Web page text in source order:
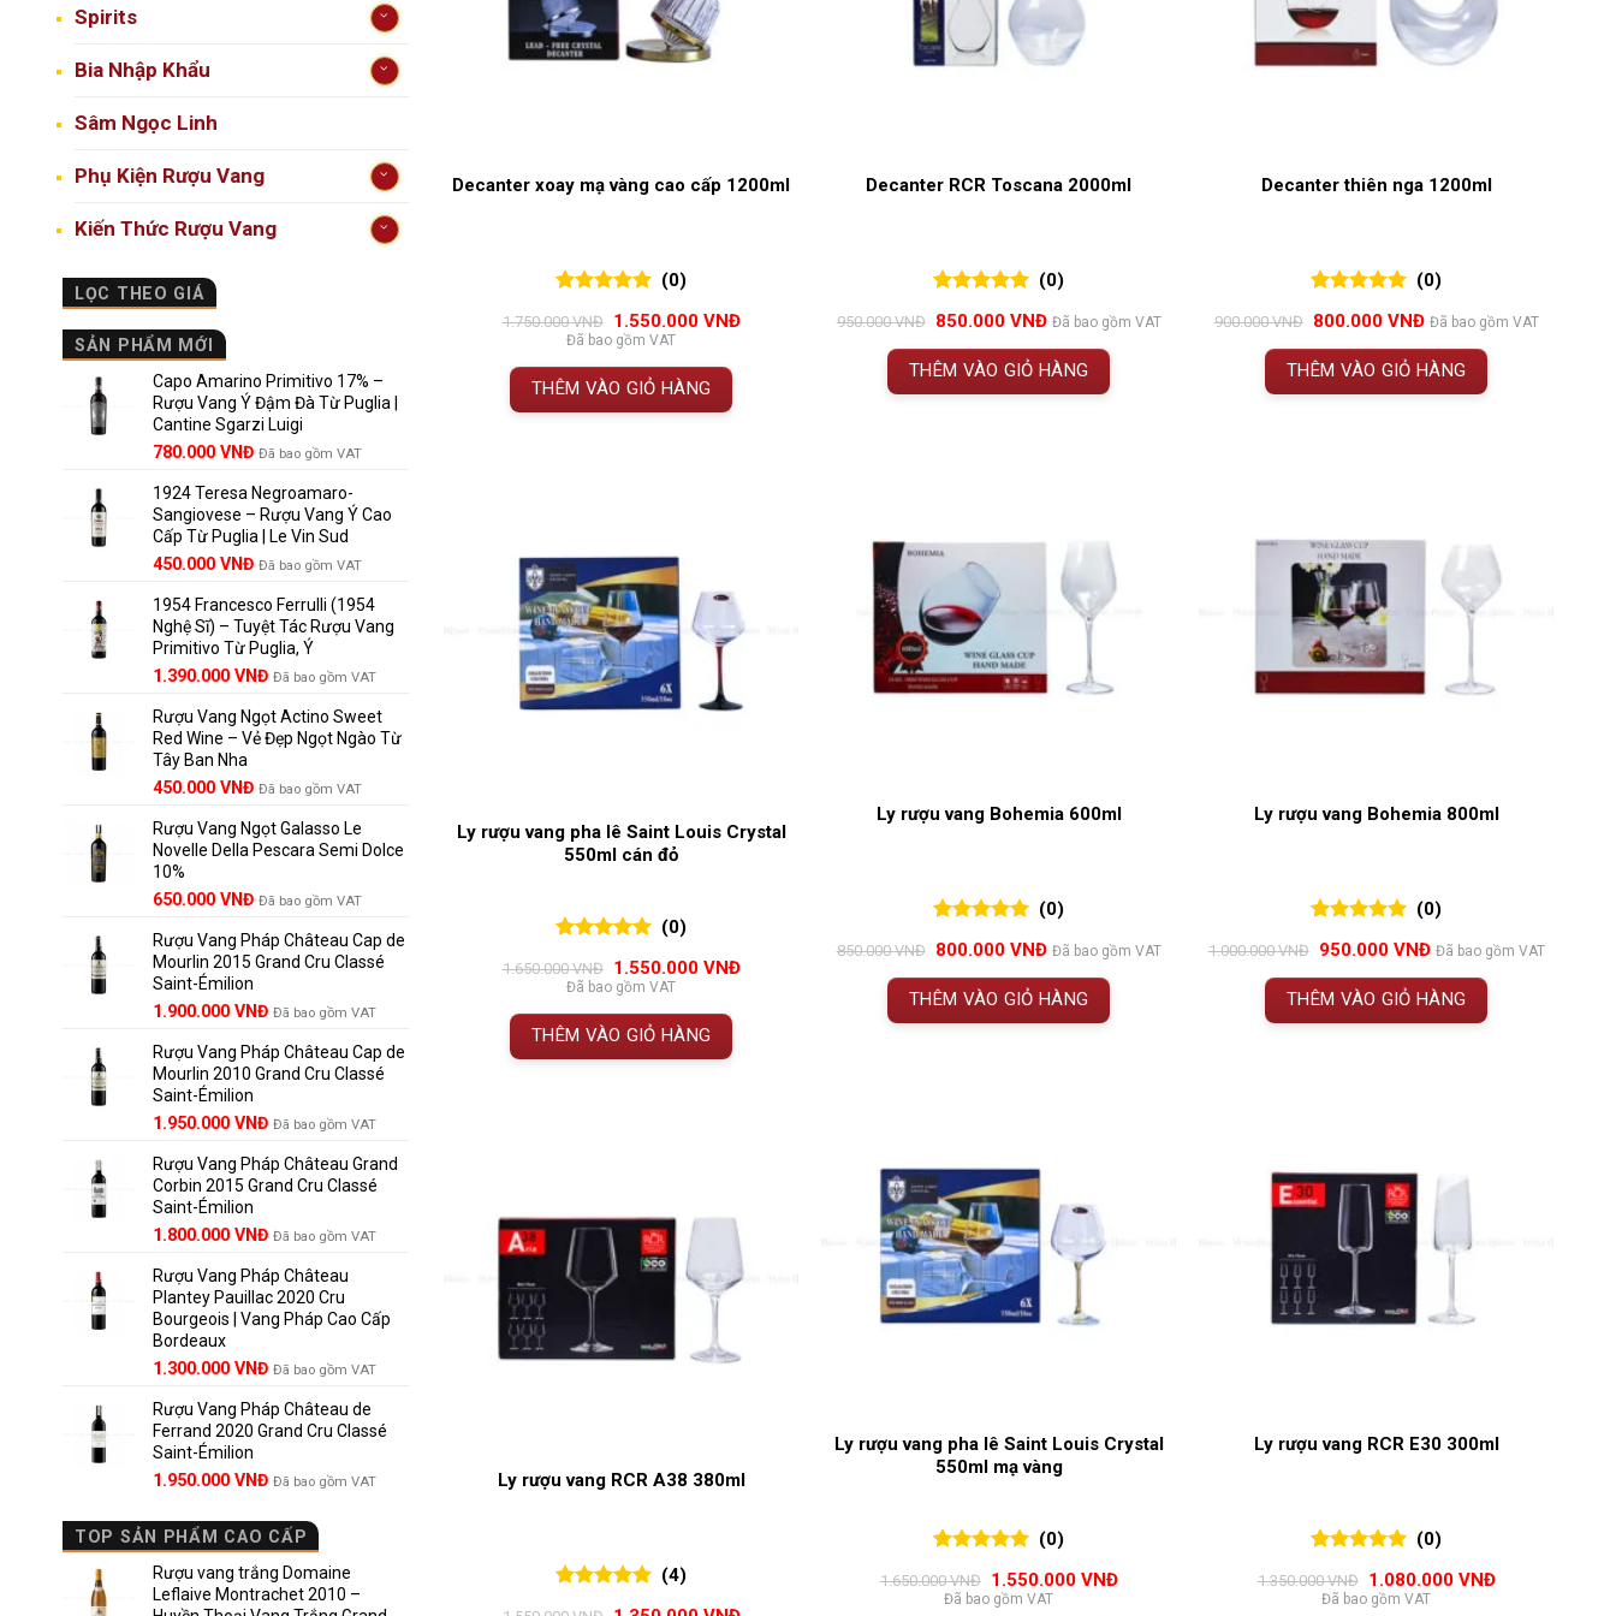
Spirits
Bia Nhập Khẩu
Sâm Ngọc Linh
Phụ Kiện Rượu Vang
Kiến Thức Rượu Vang
LỌC THEO GIÁ
SẢN PHẨM MỚI
Capo Amarino Primitivo 17% –
Rượu Vang Ý Đậm Đà Từ Puglia |
Cantine Sgarzi Luigi
Giá
là:
858.000 VNĐ.
780.000 VNĐGiá
tại
là:
780.000 VNĐ.
Đã bao gồm VAT
1924 Teresa Negroamaro-
Sangiovese – Rượu Vang Ý Cao
Cấp Từ Puglia | Le Vin Sud
Giá
là:
495.000 VNĐ.
450.000 VNĐGiá
tại
là:
450.000 VNĐ.
Đã bao gồm VAT
1954 Francesco Ferrulli (1954
Nghệ Sĩ) – Tuyệt Tác Rượu Vang
Primitivo Từ Puglia, Ý
Giá
là:
1.529.000 VNĐ.
1.390.000 VNĐGiá
tại
là:
Đã bao gồm VAT
Rượu Vang Ngọt Actino Sweet
Red Wine – Vẻ Đẹp Ngọt Ngào Từ
Tây Ban Nha
450.000 VNĐ Đã bao gồm VAT
Rượu Vang Ngọt Galasso Le
Novelle Della Pescara Semi Dolce
10%
650.000 VNĐ Đã bao gồm VAT
Rượu Vang Pháp Château Cap de
Mourlin 2015 Grand Cru Classé
Saint-Émilion
Giá
là:
2.800.000 VNĐ.
1.900.000 VNĐGiá
tại
là:
Đã bao gồm VAT
Rượu Vang Pháp Château Cap de
Mourlin 2010 Grand Cru Classé
Saint-Émilion
Giá
là:
2.950.000 VNĐ.
1.950.000 VNĐGiá
tại
là:
Đã bao gồm VAT
Rượu Vang Pháp Château Grand
Corbin 2015 Grand Cru Classé
Saint-Émilion
Giá
là:
2.500.000 VNĐ.
1.800.000 VNĐGiá
tại
là:
1.800.000 VNĐ.
Đã bao gồm VAT
Rượu Vang Pháp Château
Plantey Pauillac 2020 Cru
Bourgeois | Vang Pháp Cao Cấp
Bordeaux
Giá
là:
1.850.000 VNĐ.
1.300.000 VNĐGiá
tại
là:
Đã bao gồm VAT
Rượu Vang Pháp Château de
Ferrand 2020 Grand Cru Classé
Saint-Émilion
Giá
là:
2.800.000 VNĐ.
1.950.000 VNĐGiá
tại
là:
1.950.000 VNĐ.
Đã bao gồm VAT
TOP SẢN PHẨM CAO CẤP
Rượu vang trắng Domaine
Leflaive Montrachet 2010 –
Decanter xoay mạ vàng cao cấp 1200ml
đánh giá
(0)
1.750.000VNĐ
Giá
gốc
là:
1.750.000 VNĐ.
1.550.000 VNĐGiá
Đã bao gồm VAT
THÊM VÀO GIỎ HÀNG
Decanter RCR Toscana 2000ml
đánh giá
(0)
950.000VNĐ
Giá
là:
950.000 VNĐ.
850.000 VNĐGiá
tại
là:
850.000 VNĐ.
Đã bao gồm VAT
THÊM VÀO GIỎ HÀNG
Decanter thiên nga 1200ml
đánh giá
(0)
900.000VNĐ
Giá
là:
900.000 VNĐ.
800.000 VNĐGiá
tại
là:
800.000 VNĐ.
Đã bao gồm VAT
THÊM VÀO GIỎ HÀNG
Ly rượu vang Bohemia 600ml
đánh giá
(0)
850.000VNĐ
Giá
là:
850.000 VNĐ.
800.000 VNĐGiá
tại
là:
800.000 VNĐ.
Đã bao gồm VAT
THÊM VÀO GIỎ HÀNG
Ly rượu vang Bohemia 800ml
đánh giá
(0)
1.000.000VNĐ
Giá
là:
1.000.000 VNĐ.
950.000 VNĐGiá
tại
là:
950.000 VNĐ.
Đã bao gồm VAT
THÊM VÀO GIỎ HÀNG
Ly rượu vang pha lê Saint Louis Crystal
550ml cán đỏ
đánh giá
(0)
1.650.000VNĐ
Giá
gốc
là:
1.650.000 VNĐ.
1.550.000 VNĐGiá
Đã bao gồm VAT
THÊM VÀO GIỎ HÀNG
Ly rượu vang pha lê Saint Louis Crystal
550ml mạ vàng
đánh giá
(0)
1.650.000VNĐ
Giá
gốc
1.550.000 VNĐGiá
Đã bao gồm VAT
Ly rượu vang RCR E30 300ml
đánh giá
(0)
1.350.000VNĐ
Giá
gốc
1.080.000 VNĐGiá
Đã bao gồm VAT
Ly rượu vang RCR A38 380ml
(4)